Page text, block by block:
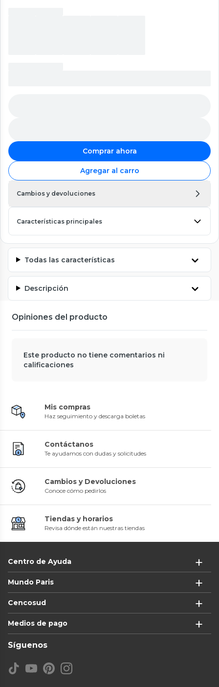
Comprar ahora
Agregar al carro
Cambios y devoluciones
Características principales
Todas las características
Descripción
Opiniones del producto
Este producto no tiene comentarios ni
calificaciones
Mis compras
Haz seguimiento y descarga boletas
Contáctanos
Te ayudamos con dudas y solicitudes
Cambios y Devoluciones
Conoce cómo pedirlos
Tiendas y horarios
Revisa dónde están nuestras tiendas
Centro de Ayuda
Mundo Paris
Cencosud
Medios de pago
Síguenos